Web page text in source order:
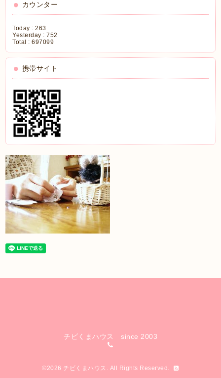
カウンター
Today :263
Yesterday :752
Total :697099
携帯サイト
チビくまハウス since 2003
©2026チビくまハウス . All Rights Reserved.